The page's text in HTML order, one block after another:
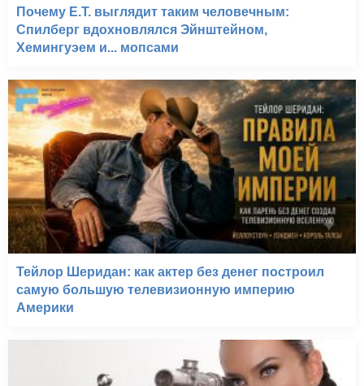
Почему E.T. выглядит таким человечным:
Спилберг вдохновлялся Эйнштейном,
Хемингуэем и... мопсами
Тейлор Шеридан: как актер без денег построил
самую большую телевизионную империю
Америки